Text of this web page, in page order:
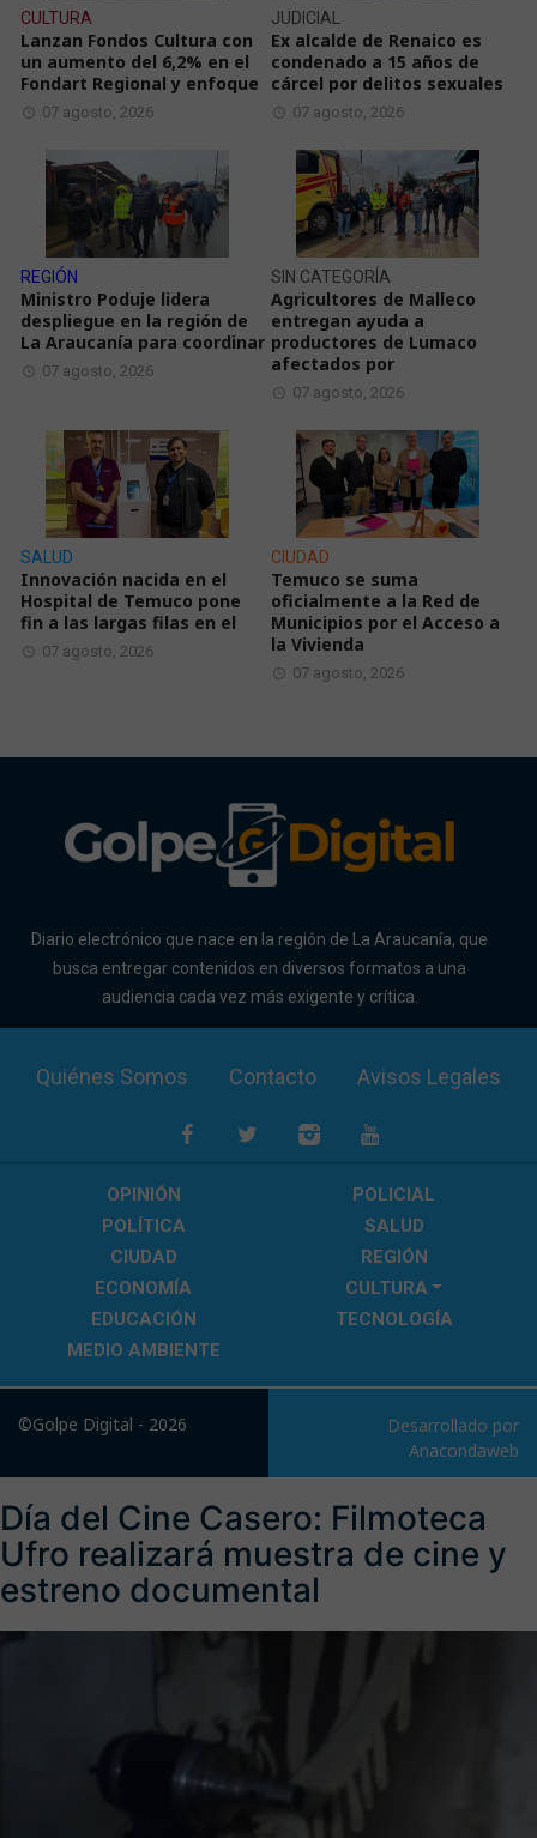
CULTURA
Lanzan Fondos Cultura con
un aumento del 6,2% en el
Fondart Regional y enfoque
07 agosto, 2026
JUDICIAL
Ex alcalde de Renaico es
condenado a 15 años de
cárcel por delitos sexuales
07 agosto, 2026
REGIÓN
Ministro Poduje lidera
despliegue en la región de
La Araucanía para coordinar
07 agosto, 2026
SIN CATEGORÍA
Agricultores de Malleco
entregan ayuda a
productores de Lumaco
afectados por
07 agosto, 2026
SALUD
Innovación nacida en el
Hospital de Temuco pone
fin a las largas filas en el
07 agosto, 2026
CIUDAD
Temuco se suma
oficialmente a la Red de
Municipios por el Acceso a
la Vivienda
07 agosto, 2026
Diario electrónico que nace en la región de La Araucanía, que
busca entregar contenidos en diversos formatos a una
audiencia cada vez más exigente y crítica.
Quiénes Somos Contacto Avisos Legales
OPINIÓN
POLICIAL
POLÍTICA
SALUD
CIUDAD
REGIÓN
ECONOMÍA
CULTURA
EDUCACIÓN
TECNOLOGÍA
MEDIO AMBIENTE
©Golpe Digital - 2026
Desarrollado por
Anacondaweb
Día del Cine Casero: Filmoteca
Ufro realizará muestra de cine y
estreno documental